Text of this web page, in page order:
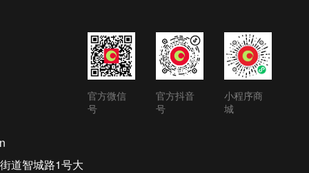
道智城路1号大
官方微信
号
官方抖音
号
小程序商
城